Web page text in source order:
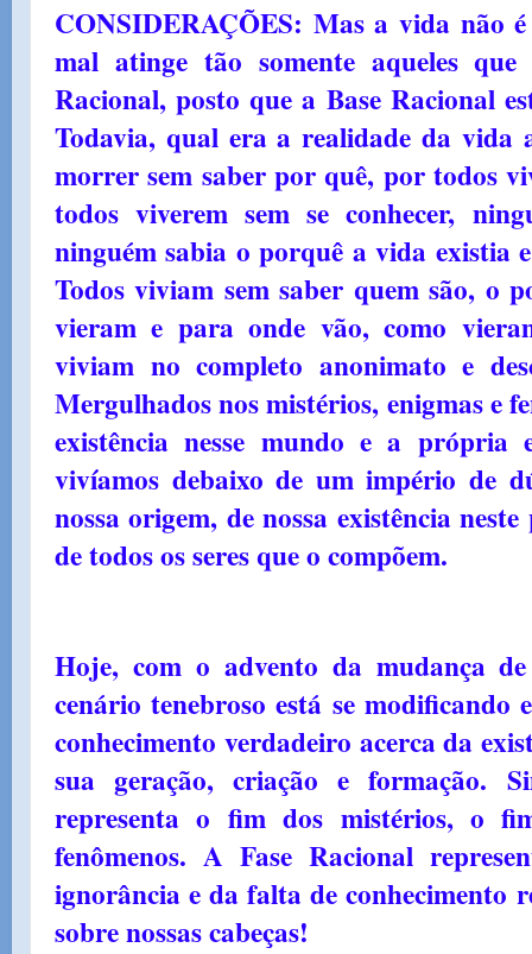
CONSIDERAÇÕES: Mas a vida não
mal atinge tão somente aqueles que
Racional, posto que a Base Racional
Todavia, qual era a realidade da vida
morrer sem saber por quê, por todos
todos viverem sem se conhecer,
ninguém sabia o porquê a vida existia
Todos viviam sem saber quem são, o
vieram e para onde vão, como
viviam no completo anonimato e
Mergulhados nos mistérios, enigmas e
existência nesse mundo e a própria
vivíamos debaixo de um império de
nossa origem, de nossa existência
de todos os seres que o compõem.
Hoje, com o advento da mudança
cenário tenebroso está se modificando
conhecimento verdadeiro acerca da
sua geração, criação e formação.
representa o fim dos mistérios, o
fenômenos. A Fase Racional
ignorância e da falta de conhecimento
sobre nossas cabeças!